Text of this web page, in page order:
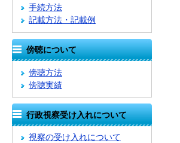
手続方法
記載方法・記載例
傍聴について
傍聴方法
傍聴実績
行政視察受け入れについて
視察の受け入れについて